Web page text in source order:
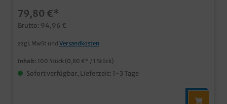
Berlinerkarton verwendbar Qualität "Made in
Germany" Auch mit Ihrem Unternehmensdesign
individuell produzierbar, wenden Sie sich einfach an
unseren Kundenservice
79,80 €*
Brutto: 94,96 €
zzgl. MwSt und Versandkosten
Inhalt: 100 Stück (0,80 €* / 1 Stück)
Sofort verfügbar, Lieferzeit: 1-3 Tage